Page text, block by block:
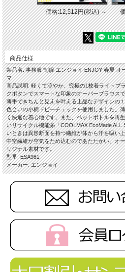
価格:12,512円(税込)～
商品仕様
製品名: 事務服 制服 エンジョイ ENJOY 春夏 オ
マ
商品説明: 軽くて涼やか、究極の1枚着ライトブ
クボタンでスマートな印象のオーバーブラウス
薄手できちんと見えを叶える上品なデザインの
色合いの小柄ドビーチェックを使用しました。
く快適な着心地です。また、ペットボトルを再
いリサイクル機能糸「COOLMAX EcoMade
いときは異形断面を持つ繊維が体から汗を吸い
中空繊維が空気をため込むのであたたかい、オ
リジナル素材です。
型番: ESA981
メーカー: エンジョイ